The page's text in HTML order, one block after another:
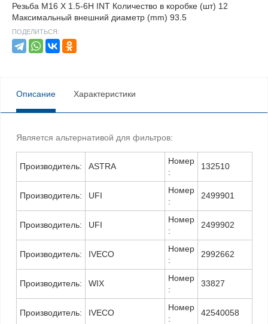
Резьба M16 X 1.5-6H INT Количество в коробке (шт) 12
Максимальный внешний диаметр (mm) 93.5
ПОДЕЛИТЬСЯ:
Описание Характеристики
Является альтернативой для фильтров:
Производитель: ASTRA
Номер
:
132510
Производитель: UFI
Номер
:
2499901
Производитель: UFI
Номер
:
2499902
Производитель: IVECO
Номер
:
2992662
Производитель: WIX
Номер
:
33827
Производитель: IVECO
Номер
:
42540058